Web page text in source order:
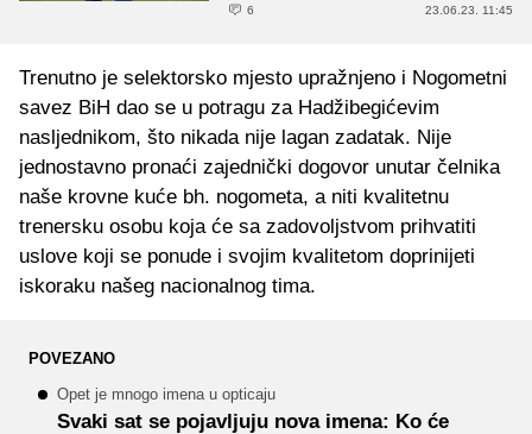
6 23.06.23. 11:45
Trenutno je selektorsko mjesto upražnjeno i Nogometni
savez BiH dao se u potragu za Hadžibegićevim
nasljednikom, što nikada nije lagan zadatak. Nije
jednostavno pronaći zajednički dogovor unutar čelnika
naše krovne kuće bh. nogometa, a niti kvalitetnu
trenersku osobu koja će sa zadovoljstvom prihvatiti
uslove koji se ponude i svojim kvalitetom doprinijeti
iskoraku našeg nacionalnog tima.
POVEZANO
Opet je mnogo imena u opticaju
Svaki sat se pojavljuju nova imena: Ko će